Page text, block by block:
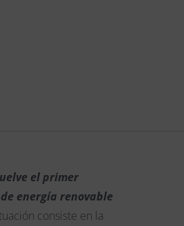
el primer
energía renovable
consiste en la